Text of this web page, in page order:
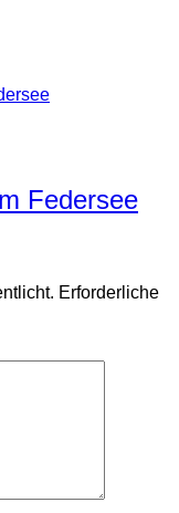
Federsee
Erforderliche